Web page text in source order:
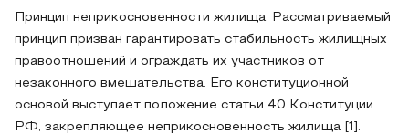
Принцип неприкосновенности жилища. Рассматриваемый
принцип призван гарантировать стабильность жилищных
правоотношений и ограждать их участников от
незаконного вмешательства. Его конституционной
основой выступает положение статьи 40 Конституции
РФ, закрепляющее неприкосновенность жилища [1].